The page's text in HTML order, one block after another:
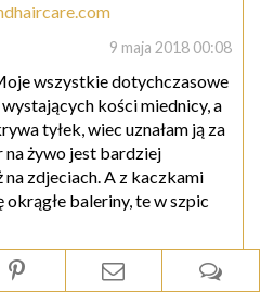
9 maja 2018 00:08
wszystkie dotychczasowe
kości miednicy, a
tyłek, wiec uznałam ją za
na żywo jest bardziej
na zdjeciach. A z kaczkami
okrągłe baleriny, te w szpic